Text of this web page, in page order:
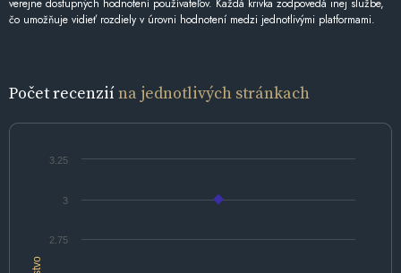
verejne dostupných hodnotení používateľov. Každá krivka zodpovedá inej službe,
čo umožňuje vidieť rozdiely v úrovni hodnotení medzi jednotlivými platformami.
Počet recenziína jednotlivých stránkach
2.75
3
3.25